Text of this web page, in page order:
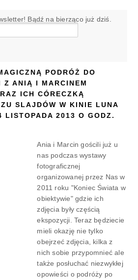
Bądź na bierząco już dziś.
PODRÓŻ DO
Z ANIĄ I MARCINEM
ICH CÓRECZKĄ
SLAJDÓW W KINIE LUNA
LISTOPADA 2013 O GODZ.
Ania i Marcin gościli już u
nas podczas wystawy
fotograficznej
organizowanej przez Nas w
2011 roku "Koniec Świata w
obiektywie" gdzie ich
zdjęcia były częścią
ekspozycji. Teraz będziecie
mieli okazję nie tylko
obejrzeć zdjęcia, kilka z
nich sobie przypomnieć ale
także posłuchać niezwykłej
opowieści o podróży po